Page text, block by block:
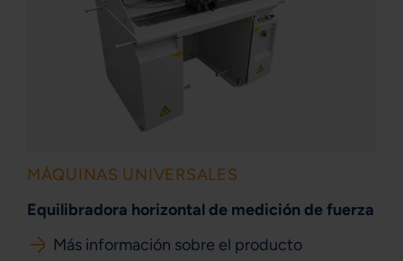
MÁQUINAS UNIVERSALES
Equilibradora horizontal de medición de fuerza
Más información sobre el producto